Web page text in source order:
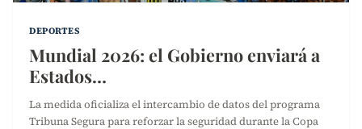
DEPORTES
Mundial 2026: el Gobierno enviará a
Estados…
La medida oficializa el intercambio de datos del programa
Tribuna Segura para reforzar la seguridad durante la Copa